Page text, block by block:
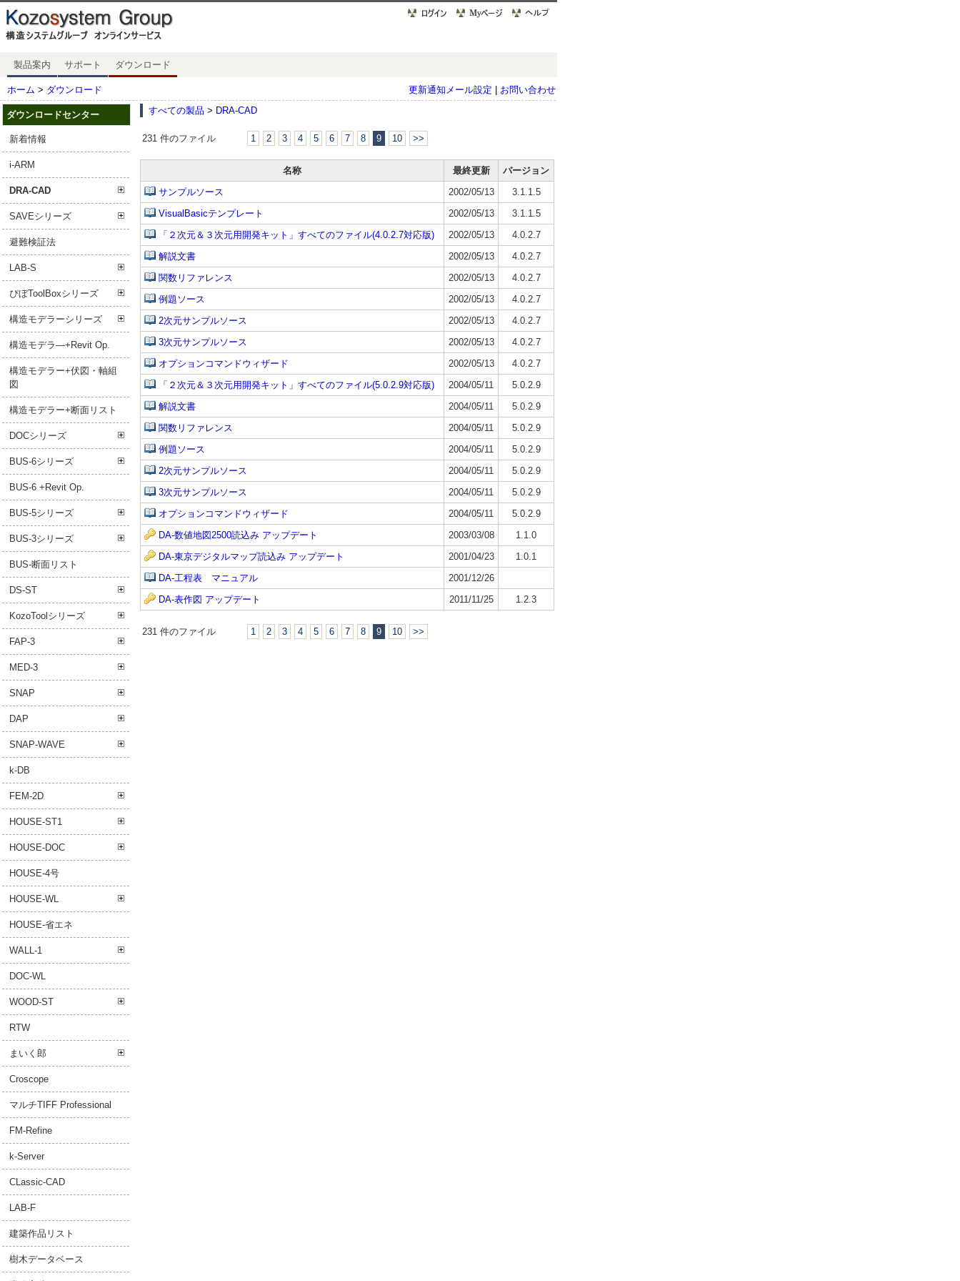
製品案内 サポート ダウンロード
ホーム > ダウンロード 更新通知メール設定 お問い合わせ
ダウンロードセンター
新着情報
i-ARM
DRA-CAD
SAVEシリーズ
避難検証法
LAB-S
ぴぼToolBoxシリーズ
構造モデラーシリーズ
構造モデラ―+Revit Op.
構造モデラー+伏図・軸組
図
構造モデラー+断面リスト
DOCシリーズ
BUS-6シリーズ
BUS-6 +Revit Op.
BUS-5シリーズ
BUS-3シリーズ
BUS-断面リスト
DS-ST
KozoToolシリーズ
FAP-3
MED-3
SNAP
DAP
SNAP-WAVE
k-DB
FEM-2D
HOUSE-ST1
HOUSE-DOC
HOUSE-4号
HOUSE-WL
HOUSE-省エネ
WALL-1
DOC-WL
WOOD-ST
RTW
まいく郎
Croscope
マルチTIFF Professional
FM-Refine
k-Server
CLassic-CAD
LAB-F
建築作品リスト
樹木データベース
すべての製品 > DRA-CAD
231 件のファイル 1 2 3 4 5 6 7 8 9 10 >>
名称 最終更新
バージョン
サンプルソース
2002/05/13
3.1.1.5
VisualBasicテンプレート
2002/05/13
3.1.1.5
「２次元＆３次元用開発キット」すべてのファイル(4.0.2.7対応版)
2002/05/13
4.0.2.7
解説文書
2002/05/13
4.0.2.7
関数リファレンス
2002/05/13
4.0.2.7
例題ソース
2002/05/13
4.0.2.7
2次元サンプルソース
2002/05/13
4.0.2.7
3次元サンプルソース
2002/05/13
4.0.2.7
オプションコマンドウィザード
2002/05/13
4.0.2.7
「２次元＆３次元用開発キット」すべてのファイル(5.0.2.9対応版)
2004/05/11
5.0.2.9
解説文書
2004/05/11
5.0.2.9
関数リファレンス
2004/05/11
5.0.2.9
例題ソース
2004/05/11
5.0.2.9
2次元サンプルソース
2004/05/11
5.0.2.9
3次元サンプルソース
2004/05/11
5.0.2.9
オプションコマンドウィザード
2004/05/11
5.0.2.9
DA-数値地図2500読込み アップデート
2003/03/08
1.1.0
DA-東京デジタルマップ読込み アップデート
2001/04/23
1.0.1
DA-工程表 マニュアル
2001/12/26
DA-表作図 アップデート
2011/11/25 1.2.3
231 件のファイル 1 2 3 4 5 6 7 8 9 10 >>